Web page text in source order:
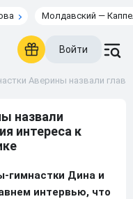
Молдавский —
Войти
Аверины назвали
назвали
интереса к
гимнастки Дина и
интервью, что